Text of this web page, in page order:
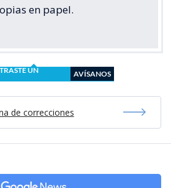
en papel.
UN
AVÍSANOS
de correcciones